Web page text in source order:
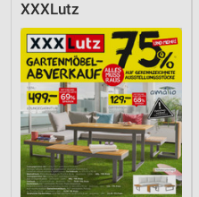
XXXLutz